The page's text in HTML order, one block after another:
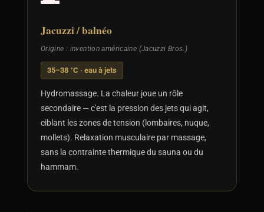
Jacuzzi / balnéo
Origine : invention américaine (Jacuzzi Bros.)
35–38 °C · eau à jets
Hydromassage. La chaleur joue un rôle
secondaire — c'est la pression des jets qui agit,
ciblant les zones de tension (lombaires, nuque,
mollets). Relaxation musculaire par massage,
sans la contrainte thermique du sauna ou du
hammam.